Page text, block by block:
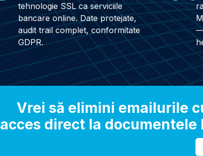
tehnologie SSL ca serviciile
bancare online. Date protejate,
audit trail complet, conformitate
GDPR.
—
Vrei să elimini emailurile
acces direct la documentele